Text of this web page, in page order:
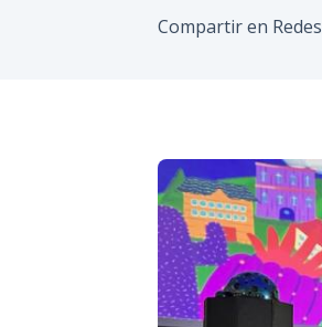
Compartir en Redes